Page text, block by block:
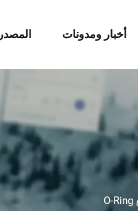
أخبار ومدونات المصدر